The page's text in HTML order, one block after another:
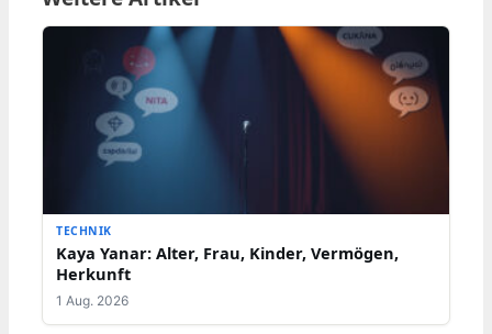
TECHNIK
Kaya Yanar: Alter, Frau, Kinder, Vermögen,
Herkunft
1 Aug. 2026